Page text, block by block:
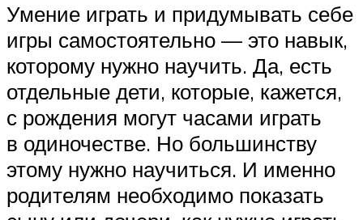
Умение играть и придумывать себе
игры самостоятельно — это навык,
которому нужно научить. Да, есть
отдельные дети, которые, кажется,
с рождения могут часами играть
в одиночестве. Но большинству
этому нужно научиться. И именно
родителям необходимо показать